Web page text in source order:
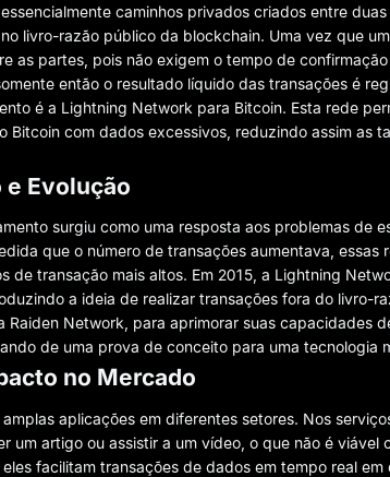
caminhos privados criados entre
livro-razão público da blockchain. Uma vez que
as partes, pois não exigem o tempo de
então o resultado líquido das transações é
é a Lightning Network para Bitcoin. Esta rede
Bitcoin com dados excessivos, reduzindo assim as
Evolução
surgiu como uma resposta aos problemas de
que o número de transações aumentava,
de transação mais altos. Em 2015, a Lightning
a ideia de realizar transações fora do livro-
Raiden Network, para aprimorar suas capacidades
de uma prova de conceito para uma tecnologia
no Mercado
aplicações em diferentes setores. Nos
um artigo ou assistir a um vídeo, o que não é
facilitam transações de dados em tempo real